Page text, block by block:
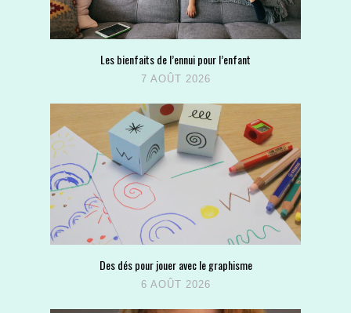
Les bienfaits de l’ennui pour l’enfant
7 AOÛT 2026
Des dés pour jouer avec le graphisme
6 AOÛT 2026